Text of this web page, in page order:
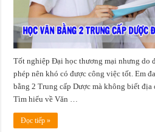
Tốt nghiệp Đại học thương mại nhưng do
phép nên khó có được công việc tốt. Em
bằng 2 Trung cấp Dược mà không biết
Tìm hiểu về Văn …
Đọc tiếp »